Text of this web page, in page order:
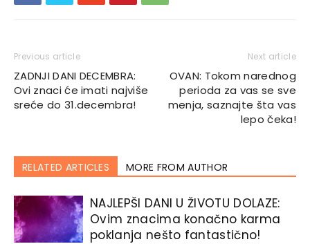
Previous article
ZADNJI DANI DECEMBRA:
Ovi znaci će imati najviše
sreće do 31.decembra!
Next article
OVAN: Tokom narednog
perioda za vas se sve
menja, saznajte šta vas
lepo čeka!
RELATED ARTICLES MORE FROM AUTHOR
NAJLEPŠI DANI U ŽIVOTU DOLAZE:
Ovim znacima konačno karma
poklanja nešto fantastično!